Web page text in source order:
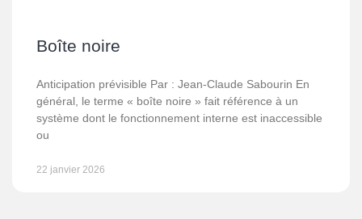
Boîte noire
Anticipation prévisible Par : Jean-Claude Sabourin En
général, le terme « boîte noire » fait référence à un
système dont le fonctionnement interne est inaccessible
ou
22 janvier 2026